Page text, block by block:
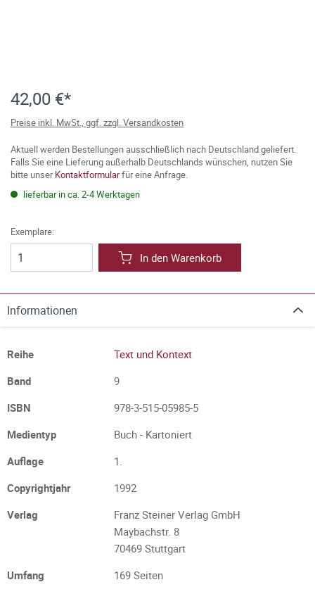
42,00 €*
Preise inkl. MwSt., ggf. zzgl. Versandkosten
Aktuell werden Bestellungen ausschließlich nach Deutschland geliefert.
Falls Sie eine Lieferung außerhalb Deutschlands wünschen, nutzen Sie
bitte unserKontaktformularfür eine Anfrage.
lieferbar in ca. 2-4 Werktagen
Exemplare:
In den Warenkorb
Informationen
Reihe
Text und Kontext
Band
9
ISBN
978-3-515-05985-5
Medientyp
Buch - Kartoniert
Auflage
1.
Copyrightjahr
1992
Verlag
Franz Steiner Verlag GmbH
Maybachstr. 8
70469 Stuttgart
Umfang
169 Seiten